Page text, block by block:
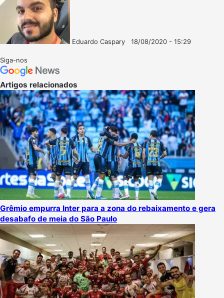
Eduardo Caspary
18/08/2020 - 15:29
Siga-nos
Artigos relacionados
Grêmio empurra Inter para a zona do rebaixamento e gera
desabafo de meia do São Paulo